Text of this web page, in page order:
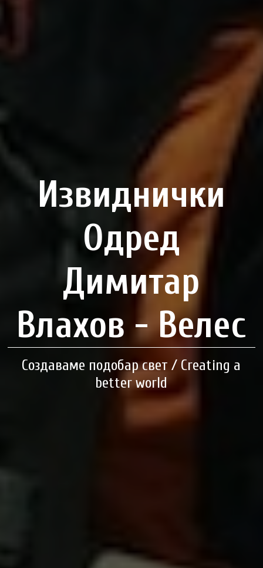
Извиднички
Одред
Димитар
Влахов - Велес
Создаваме подобар свет / Creating a
better world